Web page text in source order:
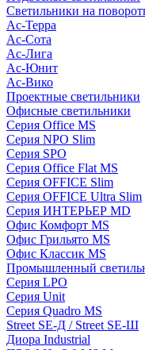
Светильники на
Ас-Терра
Ас-Сота
Ас-Лига
Ас-Юнит
Ас-Вико
Проектные светильники
Офисные светильники
Серия Office MS
Серия NPO Slim
Серия SPO
Серия Office Flat MS
Серия OFFICE Slim
Серия OFFICE Ultra Slim
Серия ИНТЕРЬЕР MD
Офис Комфорт MS
Офис Грильято MS
Офис Классик MS
Промышленный
Серия LPO
Серия Unit
Серия Quadro MS
Street SE-Д / Street SE-Ш
Диора Industrial